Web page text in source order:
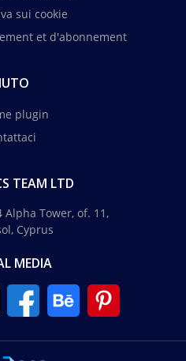
sui cookie
et d'abonnement
plugin
TEAM LTD
Alpha Tower, of. 11,
Cyprus
MEDIA